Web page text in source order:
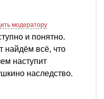
модератору
и понятно.
найдём всё, что
наступит
наследство.